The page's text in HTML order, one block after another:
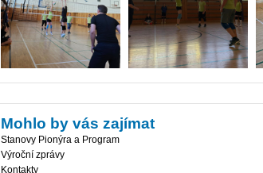
Mohlo by vás zajímat
Stanovy Pionýra a Program
Výroční zprávy
Kontakty